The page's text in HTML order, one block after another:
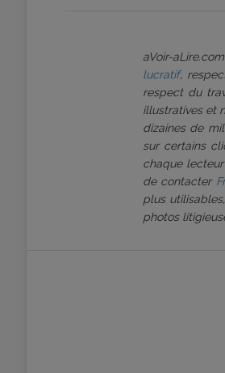
aVoir-
lucratif,
respect du
illustratives et
dizaines de
sur certains
chaque
de contacter
plus
photos